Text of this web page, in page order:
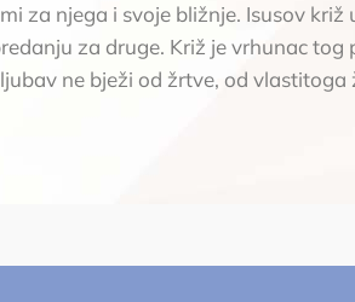
za njega i svoje bližnje. Isusov križ
za druge. Križ je vrhunac tog
ne bježi od žrtve, od